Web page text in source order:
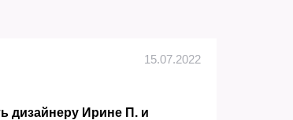
15.07.2022
дизайнеру Ирине П. и